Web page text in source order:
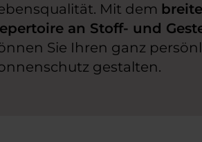
Mit dem
an Stoff- und
Sie Ihren ganz
gestalten.